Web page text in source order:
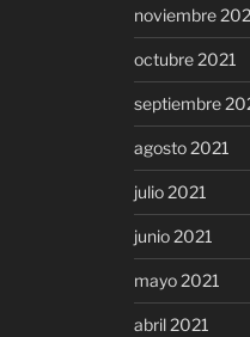
noviembre
octubre 2021
septiembre
agosto 2021
julio 2021
junio 2021
mayo 2021
abril 2021